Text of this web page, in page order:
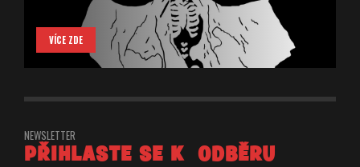
VÍCE ZDE
NEWSLETTER
PŘIHLASTE SE K ODBĚRU